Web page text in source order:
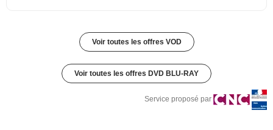
Voir toutes les offres VOD
Voir toutes les offres DVD BLU-RAY
Service proposé par